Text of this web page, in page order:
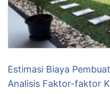
Estimasi Biaya
Analisis Faktor-faktor